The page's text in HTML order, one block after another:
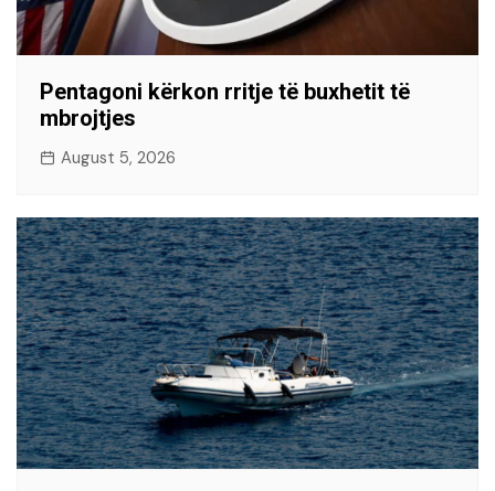
Pentagoni kërkon rritje të buxhetit të
mbrojtjes
August 5, 2026